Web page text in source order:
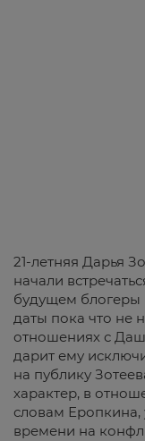
21-летняя Дарья
начали
будущем блогеры
даты пока что не
отношениях с
дарит ему
на публику
характер, в
словам Еропкина,
времени на